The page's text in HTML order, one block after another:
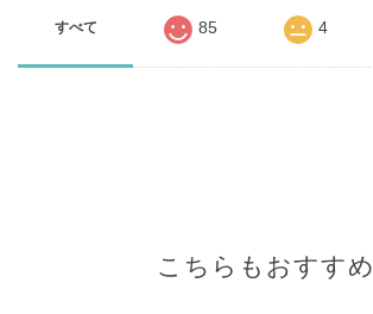
すべて 85 4
こちらもおすすめ